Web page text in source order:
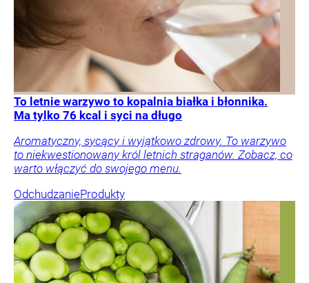
To letnie warzywo to kopalnia białka i błonnika.
Ma tylko 76 kcal i syci na długo
Aromatyczny, sycący i wyjątkowo zdrowy. To warzywo
to niekwestionowany król letnich straganów. Zobacz, co
warto włączyć do swojego menu.
OdchudzanieProdukty